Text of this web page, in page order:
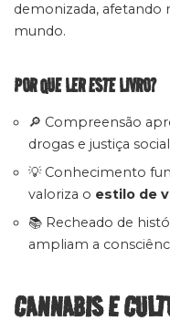
demonizada, afetando
mundo.
POR QUE LER ESTE LIVRO?
🔎 Compreensão
drogas e justiça
💡 Conhecimento
valoriza o estilo de
📚 Recheado de
ampliam a
CANNABIS E